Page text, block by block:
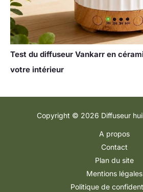
Test du diffuseur Vankarr en
votre intérieur
Copyright © 2026 Diffuseur
A propos
Contact
Plan du site
Mentions légales
Politique de